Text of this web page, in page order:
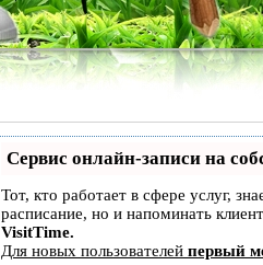
Сервис онлайн-записи на
Тот, кто работает в сфере услуг,
расписание, но и напоминать
VisitTime.
Для новых пользователей первый